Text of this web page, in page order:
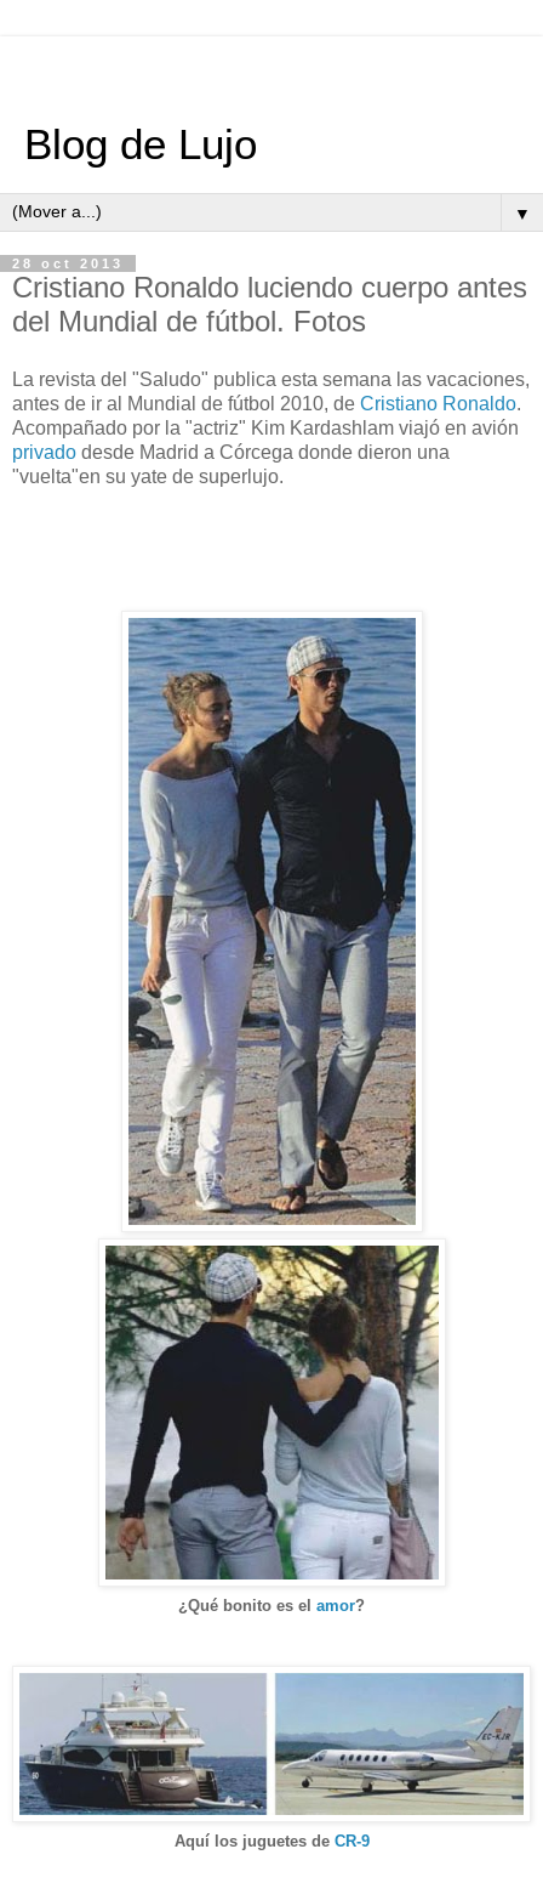
Blog de Lujo
▼
28 oct 2013
Cristiano Ronaldo luciendo cuerpo antes
del Mundial de fútbol. Fotos
La revista del "Saludo" publica esta semana las vacaciones,
antes de ir al Mundial de fútbol 2010, de Cristiano Ronaldo.
Acompañado por la "actriz" Kim Kardashlam viajó en avión
privado desde Madrid a Córcega donde dieron una
"vuelta"en su yate de superlujo.
¿Qué bonito es el amor?
Aquí los juguetes de CR-9